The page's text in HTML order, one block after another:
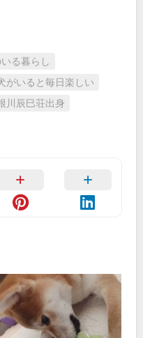
る暮らし
がいると毎日楽しい
川辰巳荘出身